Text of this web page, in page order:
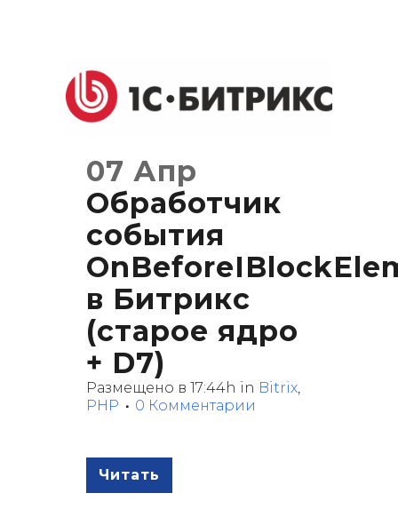
07 Апр
Обработчик
события
в Битрикс
(старое ядро
+ D7)
Размещено в 17:44h in Bitrix,
PHP
0 Комментарии
Читать